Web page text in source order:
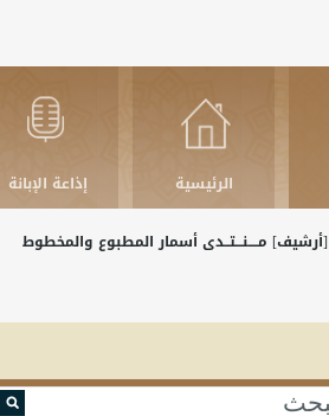
الرئيسية إذاعة الإبانة
[أرشيف] مــــنـــتــدى أسمار المطبوع والمخطوط